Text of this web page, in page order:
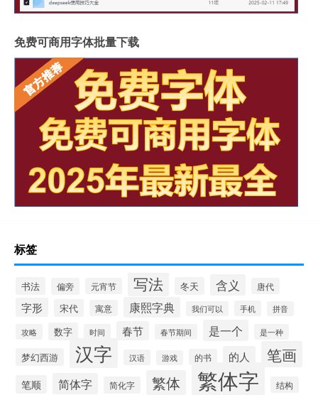
免费可商用字体批量下载
标签
书法 偏旁 元宵节 写法 冬天 含义 唐代
字形 宋代 寓意 康熙字典 我们可以 手机 拼音
攻略 数字 时间 春节 春节期间 是一个 是一种
梦幻西游 汉字 汉语 游戏 的书 的人 笔画
笔顺 简体字 简化字 繁体 繁体字 结构